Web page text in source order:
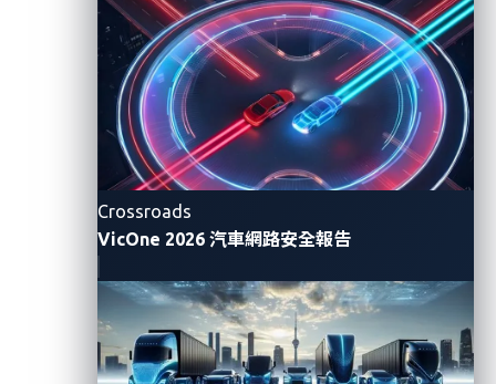
Crossroads
VicOne 2026 汽車網路安全報告
Pwn2Own
Automotive 網路
安全挑戰賽 2026
透過零時差漏洞發現，保障聯網移動
加速汽車零時